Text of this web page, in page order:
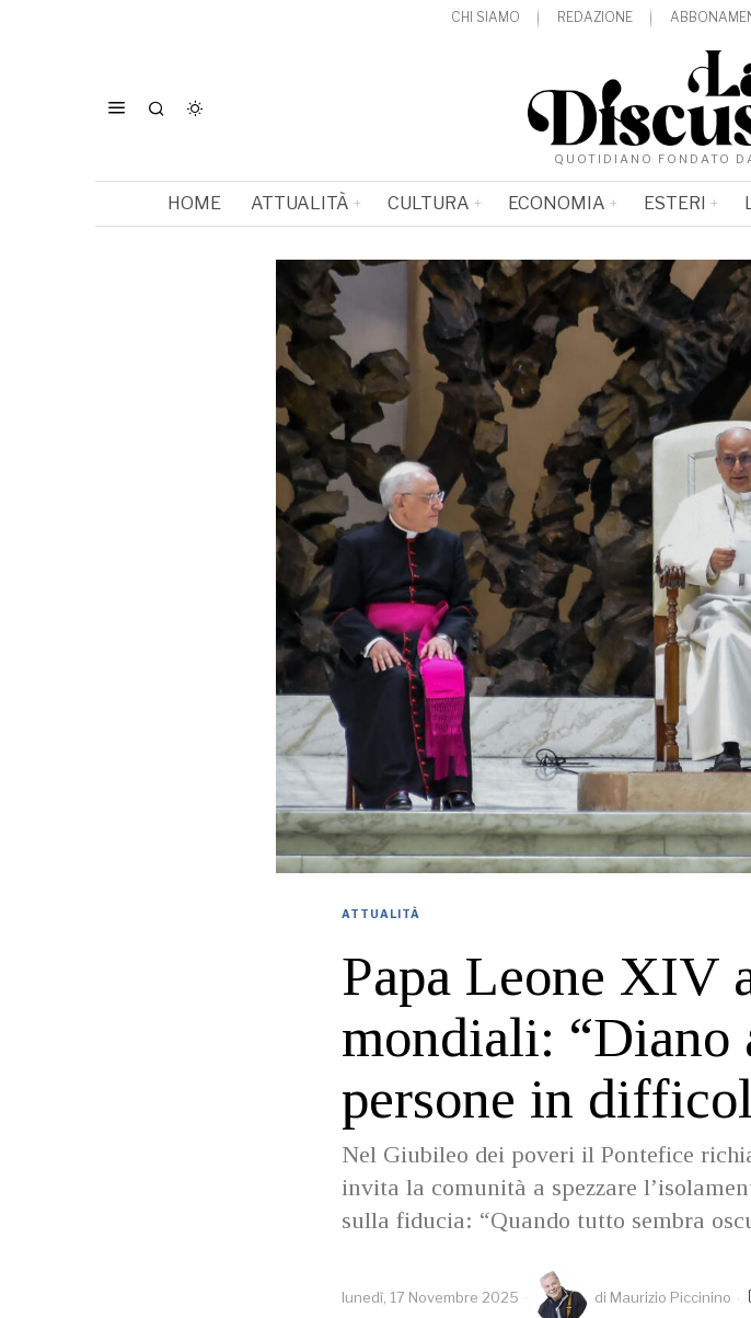
CHI SIAMO REDAZIONE
QUOTIDIANO FONDATO
HOME ATTUALITÀ CULTURA ECONOMIA ESTERI
ATTUALITÀ
Papa Leone XIV
mondiali: “Diano
persone in
Nel Giubileo dei poveri il Pontefice
invita la comunità a spezzare
sulla fiducia: “Quando tutto sembra
lunedì, 17 Novembre 2025 di Maurizio Piccinino